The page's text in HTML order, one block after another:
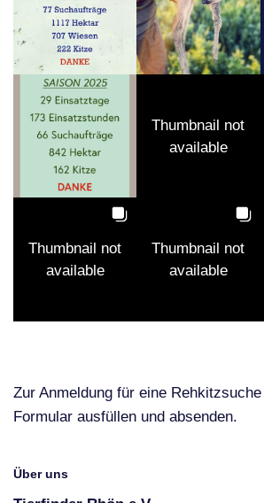
Thumbnail not
available
Thumbnail not
available
Thumbnail not
available
Zur Anmeldung für eine
Formular ausfüllen und absenden.
Über uns